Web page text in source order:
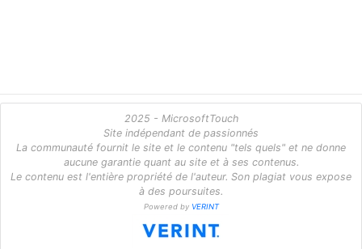
2025 - MicrosoftTouch
Site indépendant de passionnés
La communauté fournit le site et le contenu "tels quels" et ne donne
aucune garantie quant au site et à ses contenus.
Le contenu est l'entière propriété de l'auteur. Son plagiat vous expose
à des poursuites.
Powered by VERINT